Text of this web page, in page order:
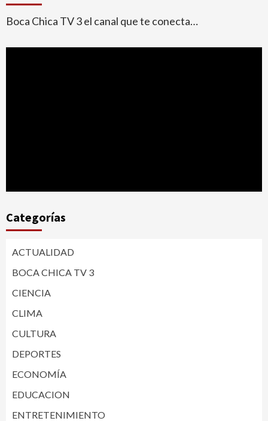
Boca Chica TV 3 el canal que te conecta…
Categorías
ACTUALIDAD
BOCA CHICA TV 3
CIENCIA
CLIMA
CULTURA
DEPORTES
ECONOMÍA
EDUCACION
ENTRETENIMIENTO